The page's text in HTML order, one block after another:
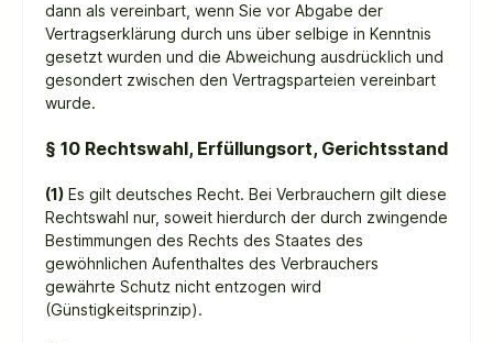
dann als vereinbart, wenn Sie vor Abgabe der
Vertragserklärung durch uns über selbige in Kenntnis
gesetzt wurden und die Abweichung ausdrücklich und
gesondert zwischen den Vertragsparteien vereinbart
wurde.
§ 10 Rechtswahl, Erfüllungsort, Gerichtsstand
(1) Es gilt deutsches Recht. Bei Verbrauchern gilt diese
Rechtswahl nur, soweit hierdurch der durch zwingende
Bestimmungen des Rechts des Staates des
gewöhnlichen Aufenthaltes des Verbrauchers
gewährte Schutz nicht entzogen wird
(Günstigkeitsprinzip).